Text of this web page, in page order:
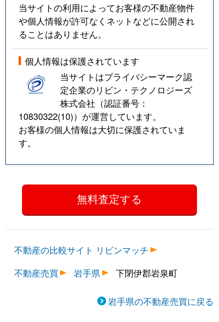
当サイトの利用によってお客様の不動産物件
や個人情報が許可なくネットなどに公開され
ることはありません。
個人情報は保護されています
当サイトはプライバシーマーク認
定企業のリビン・テクノロジーズ
株式会社（認証番号：
10830322(10)）が運営しています。
お客様の個人情報は大切に保護されていま
す。
不動産の比較サイト リビンマッチ
不動産売買
岩手県 下閉伊郡岩泉町
岩手県の不動産売買に戻る